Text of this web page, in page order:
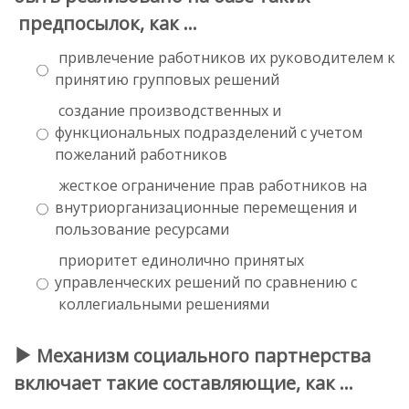
предпосылок, как …
привлечение работников их руководителем к
принятию групповых решений
создание производственных и
функциональных подразделений с учетом
пожеланий работников
жесткое ограничение прав работников на
внутриорганизационные перемещения и
пользование ресурсами
приоритет единолично принятых
управленческих решений по сравнению с
коллегиальными решениями
Механизм социального партнерства
включает такие составляющие, как …